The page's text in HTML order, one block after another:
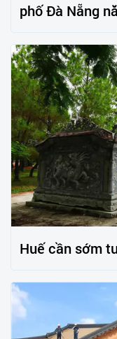
phố Đà Nẵng
Huế cần sớm